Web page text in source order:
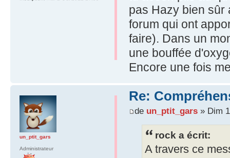
pas Hazy bien sûr
forum qui ont
faire). Dans un
une bouffée
Encore une fois
Re:
de un_ptit_gars» Dim
rock a écrit:
A travers ce
un_ptit_gars
Administrateur